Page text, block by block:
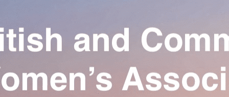
Exporter uniquement les colonnes affichées
Ajoutez un logo, un bouton, des réseaux sociaux